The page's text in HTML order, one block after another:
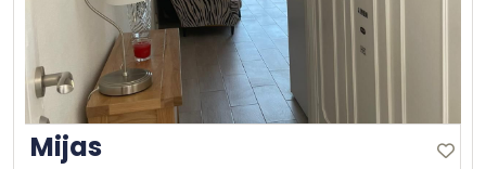
Mijas